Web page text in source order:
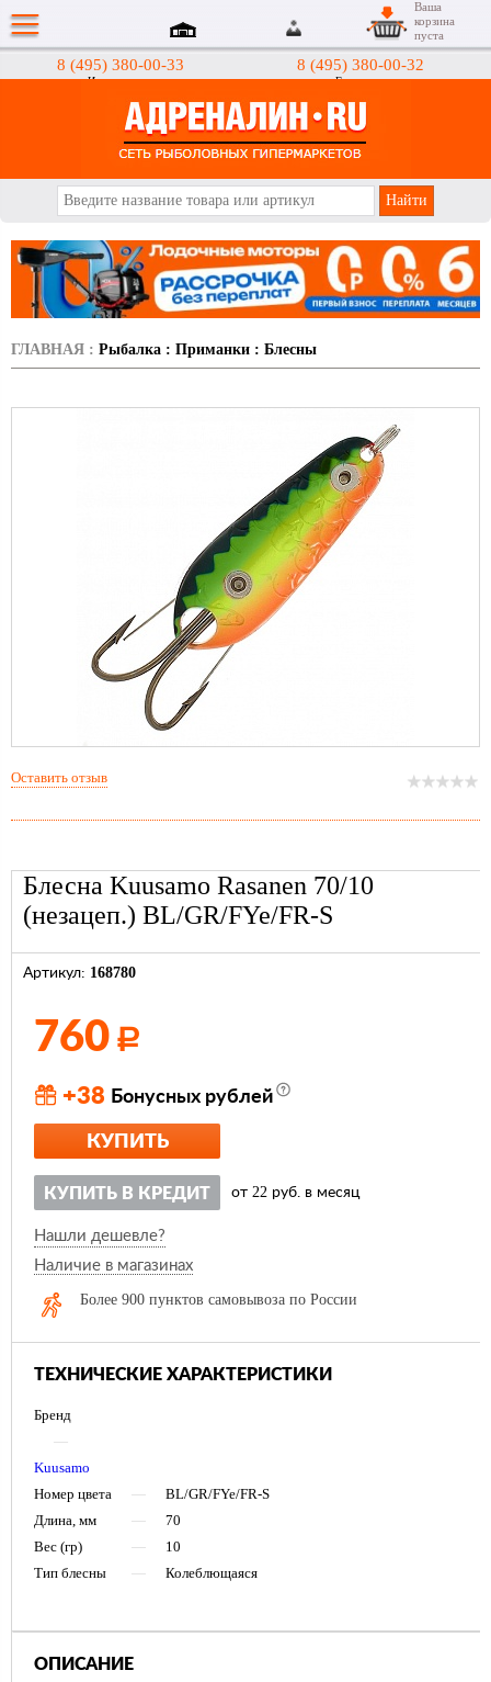
8 (495) 380-00-33
Интернет-магазин
8 (495) 380-00-32
Гипермаркеты
Ваша
корзина
пуста
ГЛАВНАЯ : Рыбалка : Приманки : Блесны
Блесна Kuusamo Rasanen 70/10
(незацеп.) BL/GR/FYe/FR-S
Артикул: 168780
760 Р
+38 Бонусных рублей
КУПИТЬ
КУПИТЬ В КРЕДИТ от 22 руб. в месяц
Нашли дешевле?
Наличие в магазинах
Более 900 пунктов самовывоза по России
ТЕХНИЧЕСКИЕ ХАРАКТЕРИСТИКИ
Бренд
—
Kuusamo
Номер цвета
—
BL/GR/FYe/FR-S
Длина, мм
—
70
Вес (гр)
—
10
Тип блесны
— Колеблющаяся
ОПИСАНИЕ
Оставить отзыв